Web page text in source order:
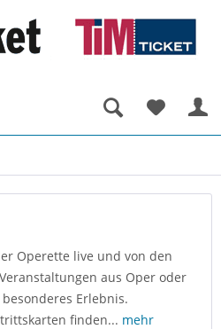
Operette live und von den
aus Oper oder
Erlebnis.
finden... mehr